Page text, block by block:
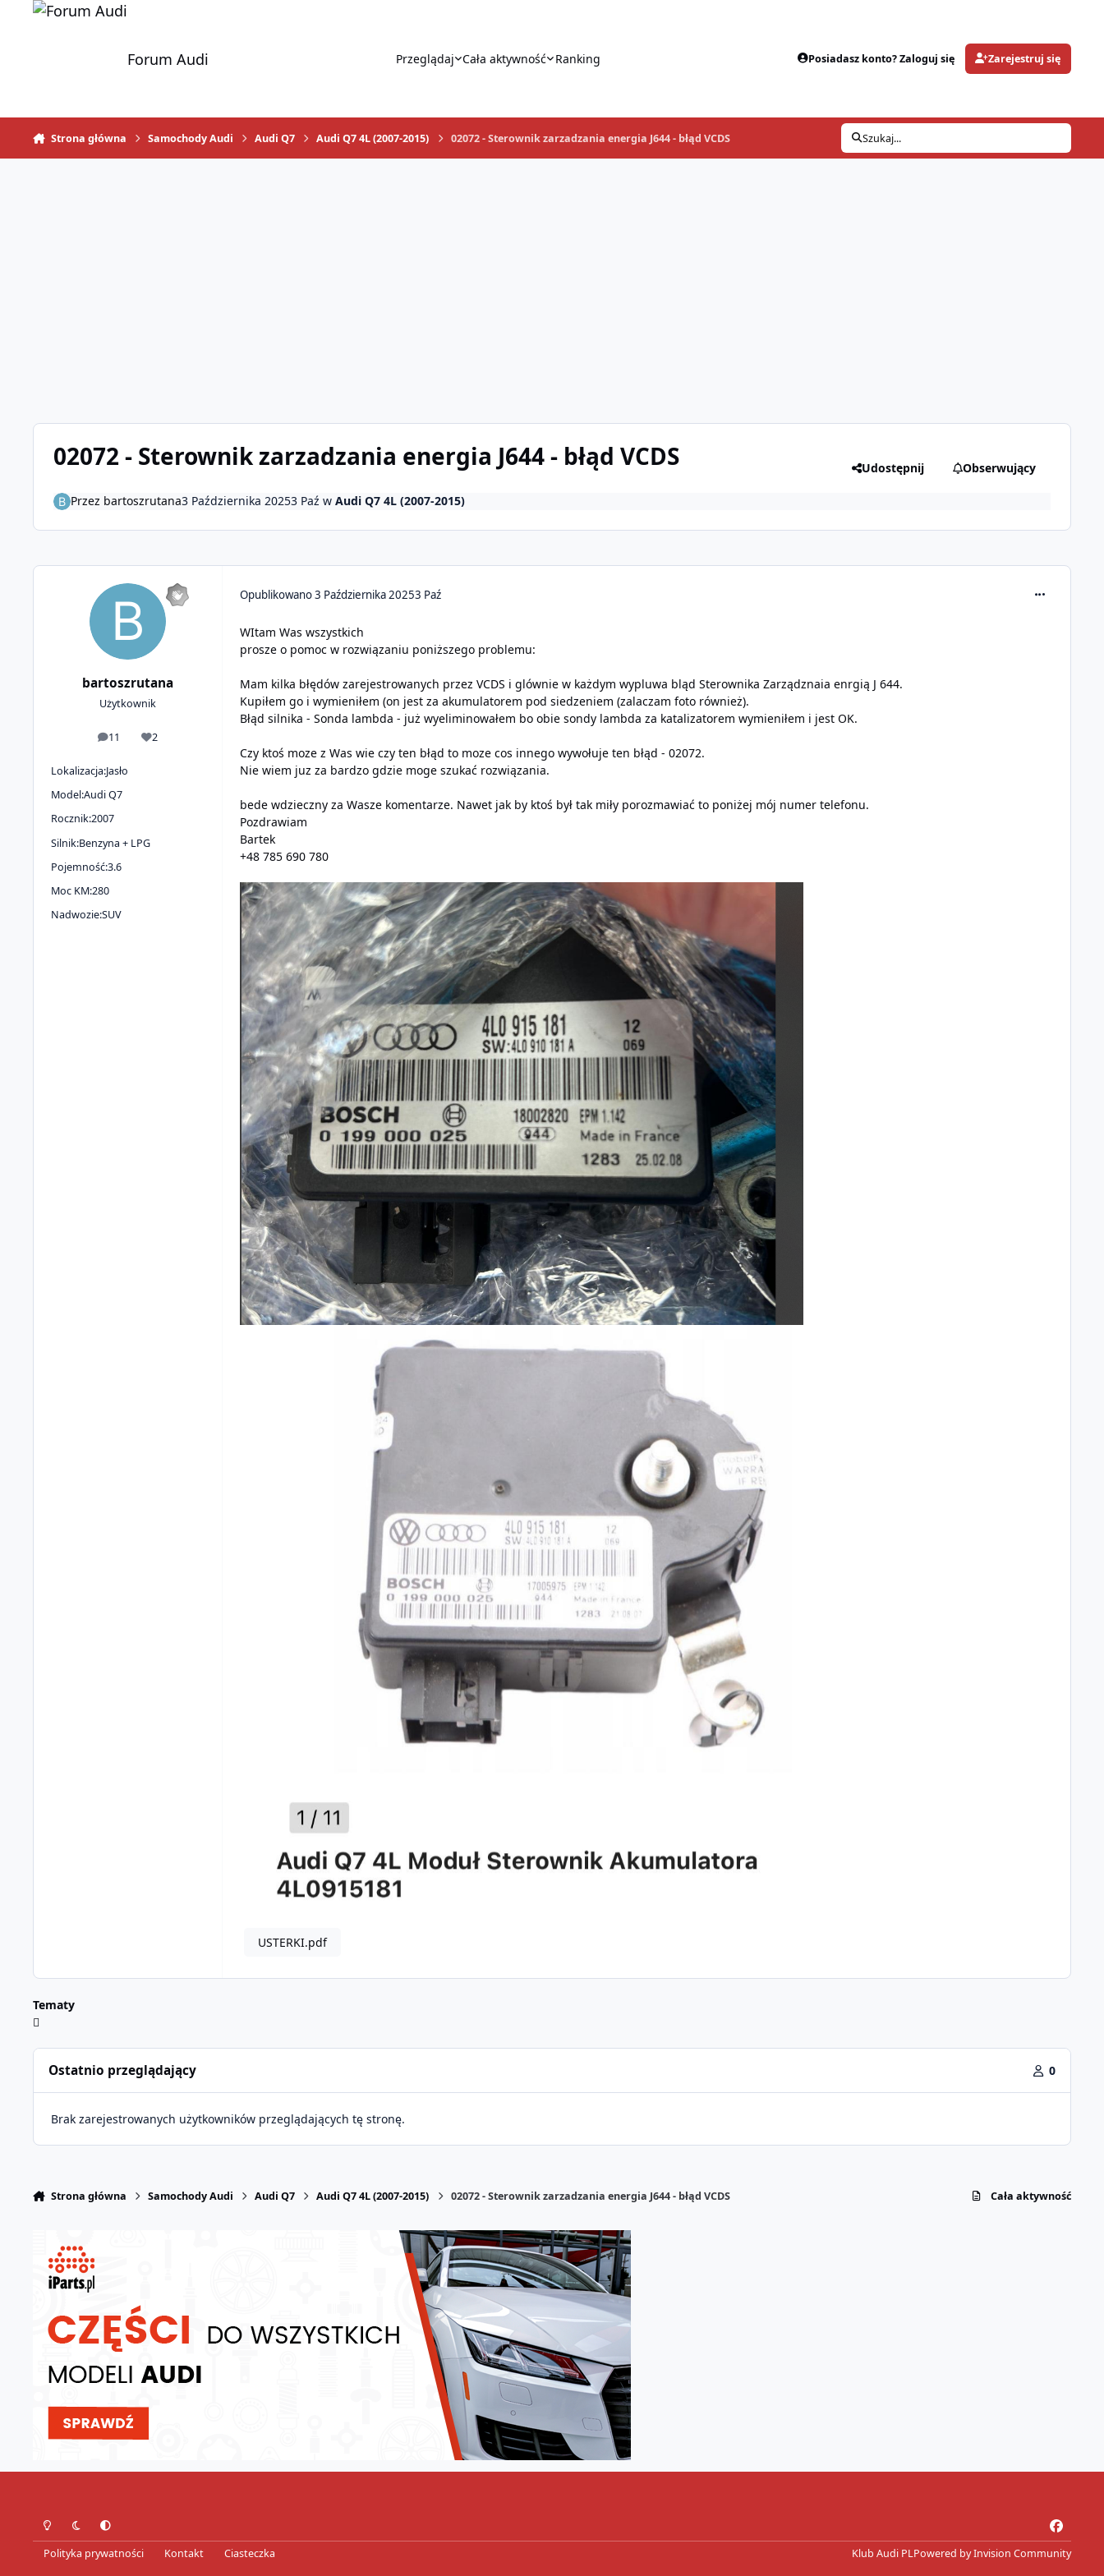
Skocz do zawartości
Forum Audi Przeglądaj Cała aktywność Ranking Posiadasz konto? Zaloguj się Zarejestruj się
Strona główna Samochody Audi Audi Q7 Audi Q7 4L (2007-2015) 02072 - Sterownik zarzadzania energia J644 - błąd VCDS Szukaj...
02072 - Sterownik zarzadzania energia J644 - błąd VCDS Udostępnij Obserwujący
Przez bartoszrutana3 Października 20253 Paź w Audi Q7 4L (2007-2015)
bartoszrutana
Użytkownik
11
odpowiedzi
2
Reputacja
Lokalizacja:Jasło
Model:Audi Q7
Rocznik:2007
Silnik:Benzyna + LPG
Pojemność:3.6
Moc KM:280
Nadwozie:SUV
Opublikowano3 Października 20253 Paź
WItam Was wszystkich
prosze o pomoc w rozwiązaniu poniższego problemu:
Mam kilka błędów zarejestrowanych przez VCDS i glównie w każdym wypluwa bląd Sterownika Zarządznaia enrgią J 644.
Kupiłem go i wymieniłem (on jest za akumulatorem pod siedzeniem (zalaczam foto również).
Błąd silnika - Sonda lambda - już wyeliminowałem bo obie sondy lambda za katalizatorem wymieniłem i jest OK.
Czy ktoś moze z Was wie czy ten błąd to moze cos innego wywołuje ten błąd - 02072.
Nie wiem juz za bardzo gdzie moge szukać rozwiązania.
bede wdzieczny za Wasze komentarze. Nawet jak by ktoś był tak miły porozmawiać to poniżej mój numer telefonu.
Pozdrawiam
Bartek
+48 785 690 780
USTERKI.pdf
Tematy
Ostatnio przeglądający 0
Brak zarejestrowanych użytkowników przeglądających tę stronę.
Strona główna Samochody Audi Audi Q7 Audi Q7 4L (2007-2015) 02072 - Sterownik zarzadzania energia J644 - błąd VCDS Cała aktywność
Tryb jasnyTryb ciemnyPreferencje systemowe
a
c
Polityka prywatności Kontakt Ciasteczka Klub Audi PLPowered byInvision Community